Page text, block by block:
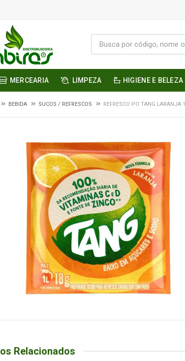
MERCEARIA LIMPEZA HIGIENE E BELEZA
BEBIDA SUCOS / REFRESCOS REFRESCO PO TANG LARANJA
Relacionados